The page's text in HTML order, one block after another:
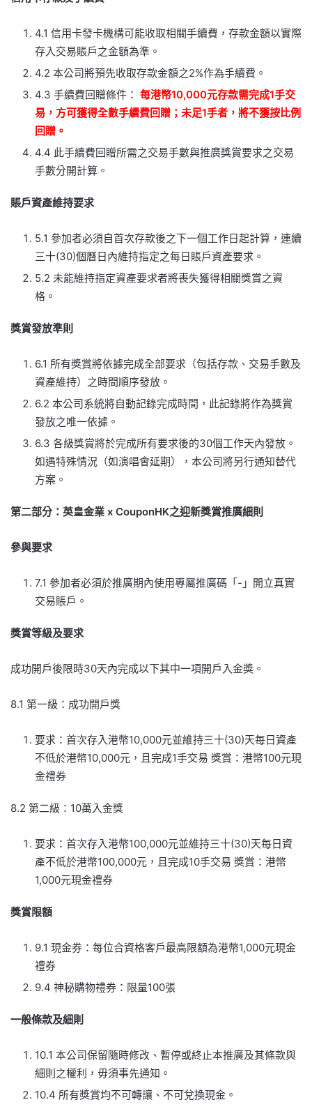
4.1 信用卡發卡機構可能收取相關手續費，存款金額以實際
存入交易賬戶之金額為準。
4.2 本公司將預先收取存款金額之2%作為手續費。
4.3 手續費回贈條件： 每港幣10,000元存款需完成1手交
易，方可獲得全數手續費回贈；未足1手者，將不獲按比例
回贈。
4.4 此手續費回贈所需之交易手數與推廣獎賞要求之交易
手數分開計算。
賬戶資產維持要求
5.1 參加者必須自首次存款後之下一個工作日起計算，連續
三十(30)個曆日內維持指定之每日賬戶資產要求。
5.2 未能維持指定資產要求者將喪失獲得相關獎賞之資
格。
獎賞發放準則
6.1 所有獎賞將依據完成全部要求（包括存款、交易手數及
資產維持）之時間順序發放。
6.2 本公司系統將自動記錄完成時間，此記錄將作為獎賞
發放之唯一依據。
6.3 各級獎賞將於完成所有要求後的30個工作天內發放。
如遇特殊情況（如演唱會延期），本公司將另行通知替代
方案。
第二部分：英皇金業 x CouponHK之迎新獎賞推廣細則
參與要求
7.1 參加者必須於推廣期內使用專屬推廣碼「-」開立真實
交易賬戶。
獎賞等級及要求
成功開戶後限時30天內完成以下其中一項開戶入金獎。
8.1 第一級：成功開戶獎
要求：首次存入港幣10,000元並維持三十(30)天每日資產
不低於港幣10,000元，且完成1手交易 獎賞：港幣100元現
金禮券
8.2 第二級：10萬入金獎
要求：首次存入港幣100,000元並維持三十(30)天每日資
產不低於港幣100,000元，且完成10手交易 獎賞：港幣
1,000元現金禮券
獎賞限額
9.1 現金券：每位合資格客戶最高限額為港幣1,000元現金
禮券
9.4 神秘購物禮券：限量100張
一般條款及細則
10.1 本公司保留隨時修改、暫停或終止本推廣及其條款與
細則之權利，毋須事先通知。
10.4 所有獎賞均不可轉讓、不可兌換現金。